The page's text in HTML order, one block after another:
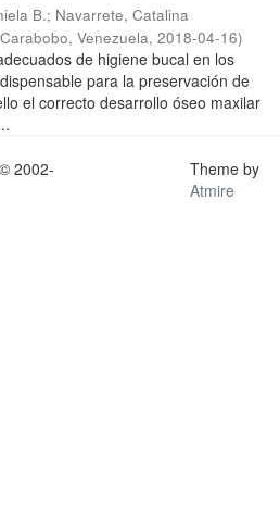
B.; Navarrete, Catalina
Venezuela, 2018-04-16)
de higiene bucal en los
para la preservación de
el correcto desarrollo óseo maxilar
2002-
Theme by
Atmire